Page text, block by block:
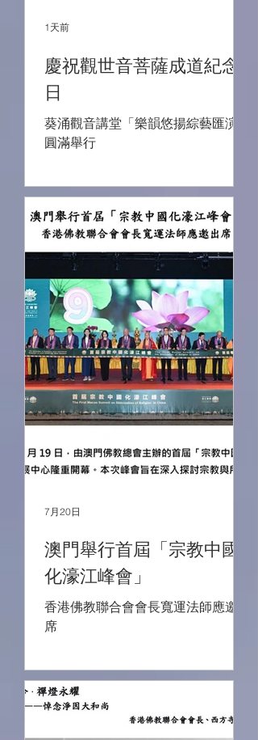
慶祝觀世音菩薩成道紀念
日
葵涌觀音講堂「樂韻悠揚綜藝匯演」
圓滿舉行
1天前
澳門舉行首屆「宗教中國
化濠江峰會」
香港佛教聯合會會長寬運法師應邀出
席
7月20日